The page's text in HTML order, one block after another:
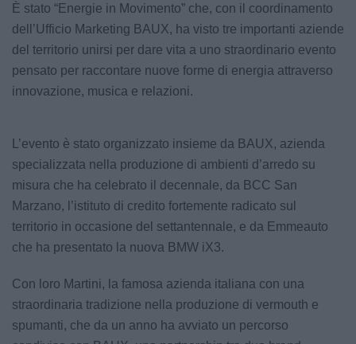
È stato “Energie in Movimento” che, con il coordinamento
dell’Ufficio Marketing BAUX, ha visto tre importanti aziende
del territorio unirsi per dare vita a uno straordinario evento
pensato per raccontare nuove forme di energia attraverso
innovazione, musica e relazioni.
L’evento è stato organizzato insieme da BAUX, azienda
specializzata nella produzione di ambienti d’arredo su
misura che ha celebrato il decennale, da BCC San
Marzano, l’istituto di credito fortemente radicato sul
territorio in occasione del settantennale, e da Emmeauto
che ha presentato la nuova BMW iX3.
Con loro Martini, la famosa azienda italiana con una
straordinaria tradizione nella produzione di vermouth e
spumanti, che da un anno ha avviato un percorso